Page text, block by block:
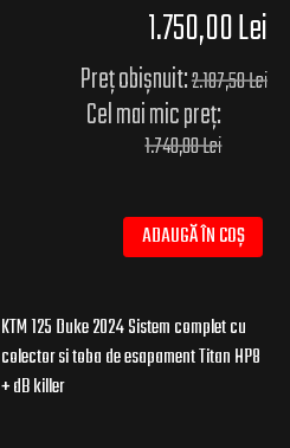
1.750,00 Lei
Preț obișnuit:2.187,50 Lei
Cel mai mic preț:
1.740,00 Lei
ADAUGĂ ÎN COȘ
KTM 125 Duke 2024 Sistem complet cu
colector si toba de esapament Titan HP8
+ dB killer